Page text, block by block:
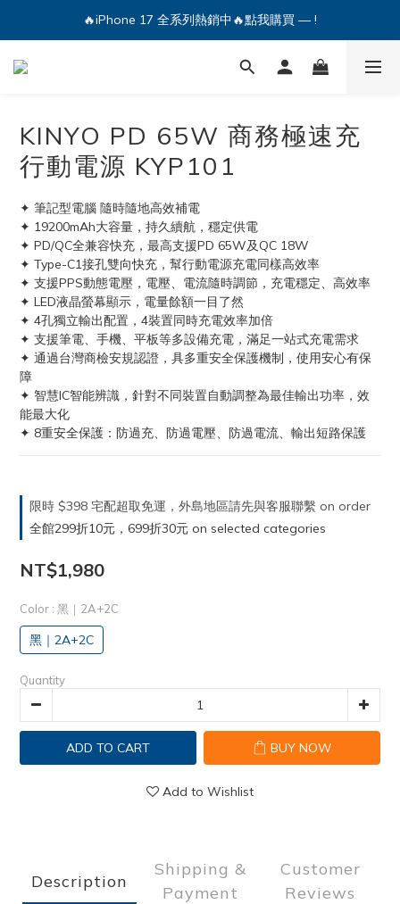
🔥iPhone 17 全系列熱銷中🔥點我購買 — !
💕加入Q哥 Line 新好友領優惠券！🎫
🔥iPhone 17 全系列熱銷中🔥點我購買 — !
KINYO PD 65W 商務極速充
行動電源 KYP101
✦ 筆記型電腦 隨時隨地高效補電
✦ 19200mAh大容量，持久續航，穩定供電
✦ PD/QC全兼容快充，最高支援PD 65W及QC 18W
✦ Type-C1接孔雙向快充，幫行動電源充電同樣高效率
✦ 支援PPS動態電壓，電壓、電流隨時調節，充電穩定、高效率
✦ LED液晶螢幕顯示，電量餘額一目了然
✦ 4孔獨立輸出配置，4裝置同時充電效率加倍
✦ 支援筆電、手機、平板等多設備充電，滿足一站式充電需求
✦ 通過台灣商檢安規認證，具多重安全保護機制，使用安心有保
障
✦ 智慧IC智能辨識，針對不同裝置自動調整為最佳輸出功率，效
能最大化
✦ 8重安全保護：防過充、防過電壓、防過電流、輸出短路保護
限時 $398 宅配超取免運，外島地區請先與客服聯繫 on order
全館299折10元，699折30元 on selected categories
NT$1,980
Color : 黑｜2A+2C
黑｜2A+2C
Quantity
ADD TO CART BUY NOW
Add to Wishlist
Description
Shipping &
Payment
Customer
Reviews